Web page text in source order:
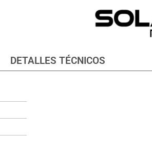
DETALLES TÉCNICOS